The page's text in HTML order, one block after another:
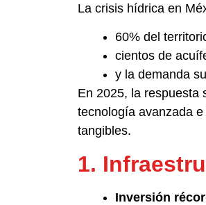
La crisis hídrica en
60% del
cientos de
y la demanda
En 2025, la respuesta
tecnología avanzada
tangibles.
1.
Inversión